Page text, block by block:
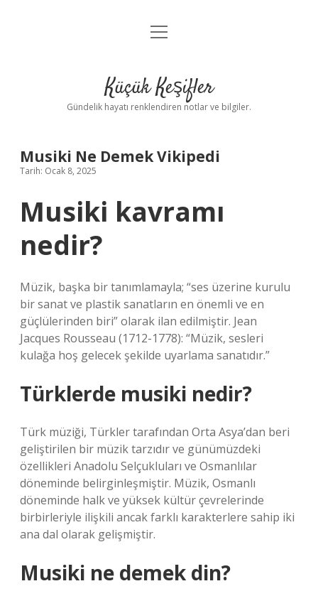
Anasayfa
Yasal Uyarı
menüyü
Küçük Keşifler
Gündelik hayatı renklendiren notlar ve bilgiler.
Musiki Ne Demek Vikipedi
Tarih: Ocak 8, 2025
Musiki kavramı
nedir?
Müzik, başka bir tanımlamayla; “ses üzerine kurulu
bir sanat ve plastik sanatların en önemli ve en
güçlülerinden biri” olarak ilan edilmiştir. Jean
Jacques Rousseau (1712-1778): “Müzik, sesleri
kulağa hoş gelecek şekilde uyarlama sanatıdır.”
Türklerde musiki nedir?
Türk müziği, Türkler tarafından Orta Asya’dan beri
geliştirilen bir müzik tarzıdır ve günümüzdeki
özellikleri Anadolu Selçukluları ve Osmanlılar
döneminde belirginleşmiştir. Müzik, Osmanlı
döneminde halk ve yüksek kültür çevrelerinde
birbirleriyle ilişkili ancak farklı karakterlere sahip iki
ana dal olarak gelişmiştir.
Musiki ne demek din?